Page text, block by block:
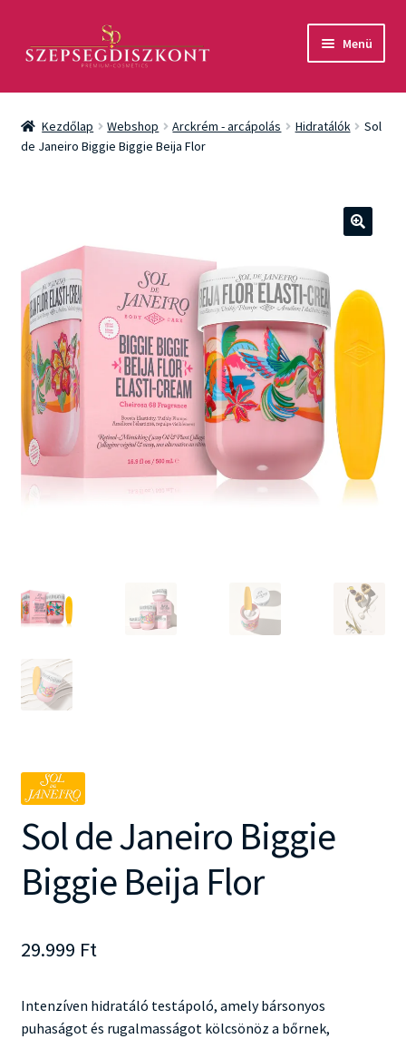
aa
Menü
Akció
Csomagok
Fényvédelem
Férfiaknak
Márkák
Kezdőlap Webshop Arckrém - arcápolás Hidratálók
Sol
de Janeiro Biggie Biggie Beija Flor
Sol de Janeiro Biggie
Biggie Beija Flor
29.999 Ft
Intenzíven hidratáló testápoló, amely bársonyos
puhaságot és rugalmasságot kölcsönöz a bőrnek,